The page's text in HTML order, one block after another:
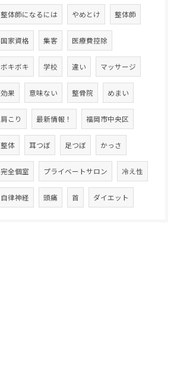
整体師になるには やめとけ 整体師
国家資格 集客 医療費控除
ボキボキ 学校 違い マッサージ
効果 意味ない 整骨院 めまい
肩こり 最新情報！ 福岡市中央区
整体 耳つぼ 足つぼ かっさ
完全個室 プライベートサロン 冷え性
自律神経 頭痛 首 ダイエット